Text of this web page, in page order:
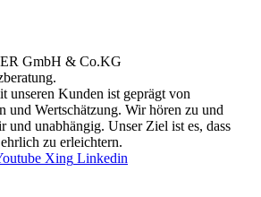
unseren Kunden ist geprägt von
und Wertschätzung. Wir hören zu und
und unab­hängig. Unser Ziel ist es, dass
zu erleichtern.
Xing Linkedin